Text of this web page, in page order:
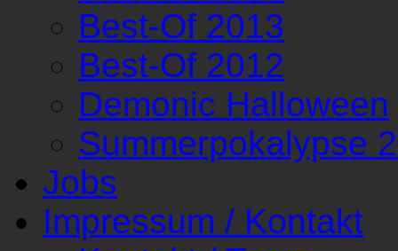
Best-Of 2013
Best-Of 2012
Demonic Halloween
Summerpokalypse
Jobs
Impressum / Kontakt